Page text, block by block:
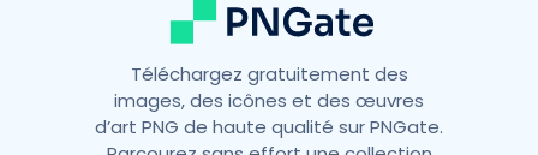
Téléchargez gratuitement des
images, des icônes et des œuvres
d’art PNG de haute qualité sur PNGate.